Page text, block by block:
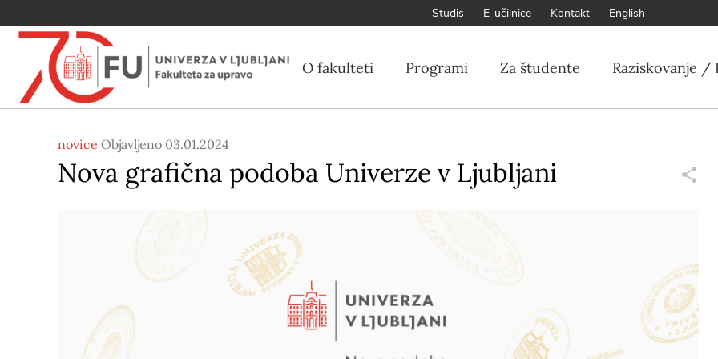
Studis E-učilnice Kontakt English
O fakulteti Programi Za študente Raziskovanje /
novice Objavljeno 03.01.2024
Nova grafična podoba Univerze v Ljubljani